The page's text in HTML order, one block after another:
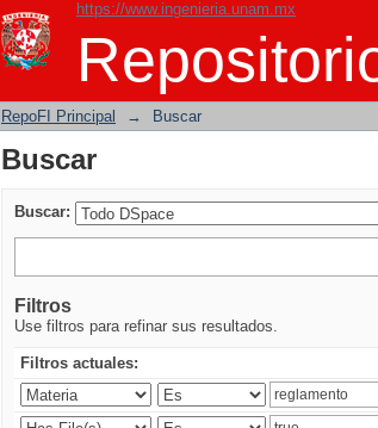
https://www.ingenieria.unam.mx
Buscar
RepoFI Principal → Buscar
Buscar
Buscar:
Filtros
Use filtros para refinar sus resultados.
Filtros actuales: